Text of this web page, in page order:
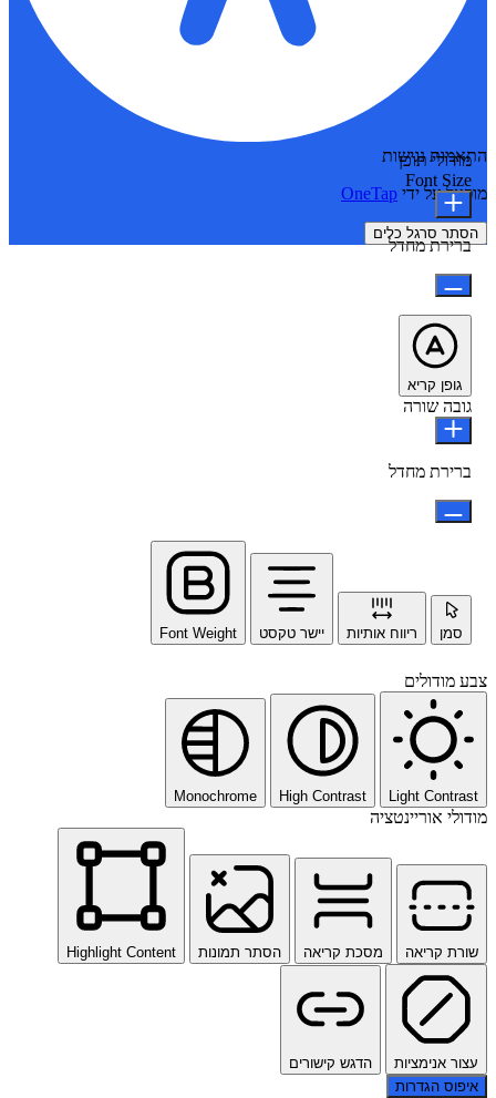
התאמות נגישות
מופעל על ידי OneTap
הסתר סרגל כלים
מודולי תוכן
Font Size
ברירת מחדל
גופן קריא
גובה שורה
ברירת מחדל
סמן ריווח אותיות יישר טקסט Font Weight
צבע מודולים
Light Contrast
High Contrast
Monochrome
מודולי אוריינטציה
שורת קריאה מסכת קריאה הסתר תמונות Highlight Content
עצור אנימציות
הדגש קישורים
איפוס הגדרות